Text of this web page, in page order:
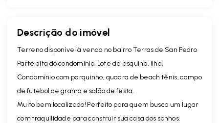
Descrição do imóvel
Terreno disponível à venda no bairro Terras de San Pedro
Parte alta do condomínio. Lote de esquina, ilha.
Condomínio com parquinho, quadra de beach tênis, campo
de futebol de grama e salão de festa.
Muito bem localizado! Perfeito para quem busca um lugar
com traquilidade para construir sua casa dos sonhos.